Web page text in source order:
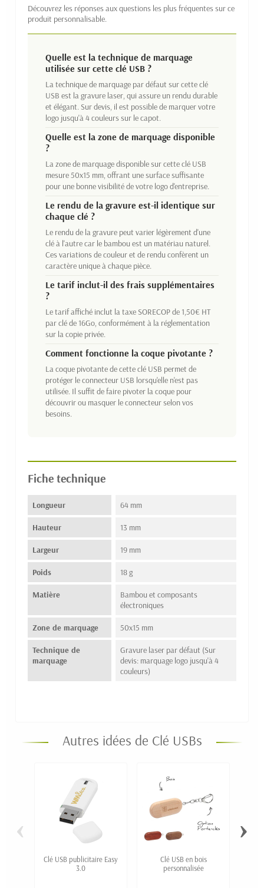
Découvrez les réponses aux questions les plus fréquentes sur ce
produit personnalisable.
Quelle est la technique de marquage
utilisée sur cette clé USB ?
La technique de marquage par défaut sur cette clé
USB est la gravure laser, qui assure un rendu durable
et élégant. Sur devis, il est possible de marquer votre
logo jusqu'à 4 couleurs sur le capot.
Quelle est la zone de marquage disponible
?
La zone de marquage disponible sur cette clé USB
mesure 50x15 mm, offrant une surface suffisante
pour une bonne visibilité de votre logo d'entreprise.
Le rendu de la gravure est-il identique sur
chaque clé ?
Le rendu de la gravure peut varier légèrement d'une
clé à l'autre car le bambou est un matériau naturel.
Ces variations de couleur et de rendu confèrent un
caractère unique à chaque pièce.
Le tarif inclut-il des frais supplémentaires
?
Le tarif affiché inclut la taxe SORECOP de 1,50€ HT
par clé de 16Go, conformément à la réglementation
sur la copie privée.
Comment fonctionne la coque pivotante ?
La coque pivotante de cette clé USB permet de
protéger le connecteur USB lorsqu'elle n'est pas
utilisée. Il suffit de faire pivoter la coque pour
découvrir ou masquer le connecteur selon vos
besoins.
Fiche technique
Longueur 64 mm
Hauteur 13 mm
Largeur 19 mm
Poids 18 g
Matière
Bambou et composants
électroniques
Zone de marquage 50x15 mm
Technique de
marquage
Gravure laser par défaut (Sur
devis: marquage logo jusqu'à 4
couleurs)
Autres idées de Clé USBs
Clé USB publicitaire Easy
3.0
Clé USB en bois
personnalisée
‹ ›